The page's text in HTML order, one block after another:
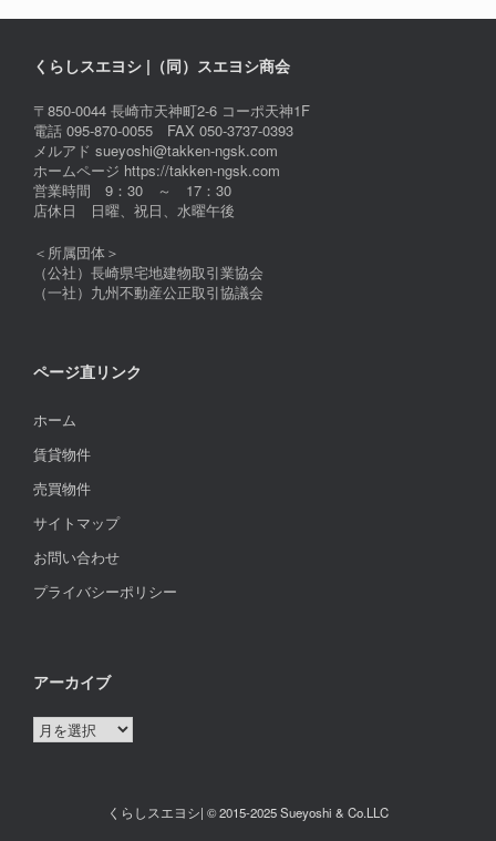
くらしスエヨシ |（同）スエヨシ商会
〒850-0044 長崎市天神町2-6 コーポ天神1F
電話 095-870-0055 FAX 050-3737-0393
メルアド sueyoshi@takken-ngsk.com
ホームページ https://takken-ngsk.com
営業時間 9：30 ～ 17：30
店休日 日曜、祝日、水曜午後
＜所属団体＞
（公社）長崎県宅地建物取引業協会
（一社）九州不動産公正取引協議会
ページ直リンク
ホーム
賃貸物件
売買物件
サイトマップ
お問い合わせ
プライバシーポリシー
アーカイブ
ア
くらしスエヨシ| © 2015-2025 Sueyoshi & Co.LLC